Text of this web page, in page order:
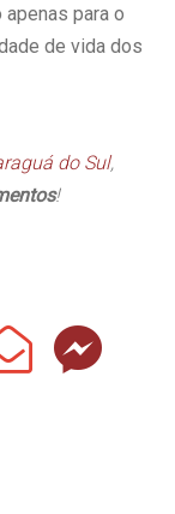
para o
de vida dos
do Sul,
!